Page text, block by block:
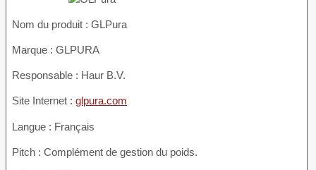
Nom du produit : GLPura
Marque : GLPURA
Responsable : Haur B.V.
Site Internet : glpura.com
Langue : Français
Pitch : Complément de gestion du poids.